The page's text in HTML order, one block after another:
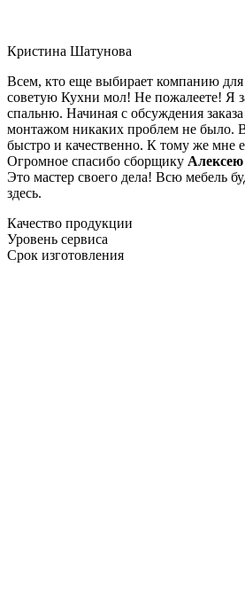
Кристина Шатунова
Всем, кто еще выбирает компанию для
советую Кухни мол! Не пожалеете! Я
спальню. Начиная с обсуждения
монтажом никаких проблем не было.
быстро и качественно. К тому же мне
Огромное спасибо сборщику Алексею
Это мастер своего дела! Всю мебель
здесь.
Качество продукции
Уровень сервиса
Срок изготовления